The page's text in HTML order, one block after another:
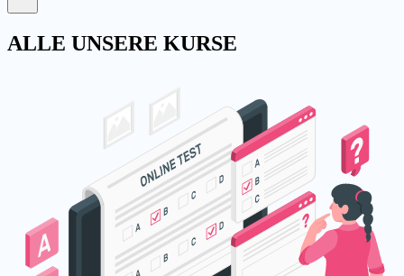
ALLE UNSERE KURSE